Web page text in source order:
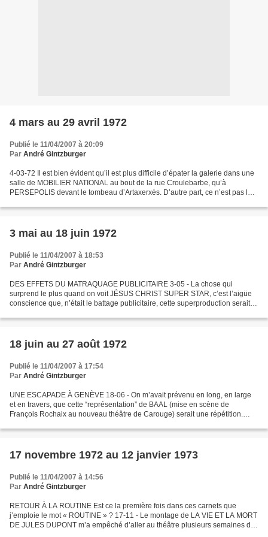
4 mars au 29 avril 1972
Publié le 11/04/2007 à 20:09
Par André Gintzburger
4-03-72 Il est bien évident qu’il est plus difficile d’épater la galerie dans une
salle de MOBILIER NATIONAL au bout de la rue Croulebarbe, qu’à
PERSEPOLIS devant le tombeau d’Artaxerxès. D’autre part, ce n’est pas la
3 mai au 18 juin 1972
Publié le 11/04/2007 à 18:53
Par André Gintzburger
DES EFFETS DU MATRAQUAGE PUBLICITAIRE 3-05 - La chose qui
surprend le plus quand on voit JÉSUS CHRIST SUPER STAR, c’est l’aigüe
conscience que, n’était le battage publicitaire, cette superproduction serait
18 juin au 27 août 1972
Publié le 11/04/2007 à 17:54
Par André Gintzburger
UNE ESCAPADE À GENÈVE 18-06 - On m’avait prévenu en long, en large
et en travers, que cette “représentation” de BAAL (mise en scène de
François Rochaix au nouveau théâtre de Carouge) serait une répétition.
17 novembre 1972 au 12 janvier 1973
Publié le 11/04/2007 à 14:56
Par André Gintzburger
RETOUR À LA ROUTINE Est ce la première fois dans ces carnets que
j’emploie le mot « ROUTINE » ? 17-11 - Le montage de LA VIE ET LA MORT
DE JULES DUPONT m’a empêché d’aller au théâtre plusieurs semaines de